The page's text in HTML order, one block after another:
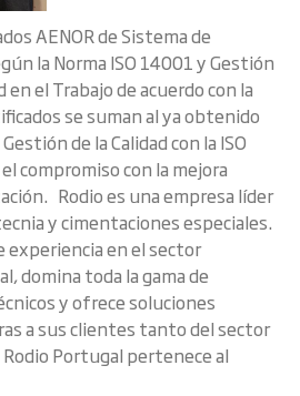
AENOR de Sistema de
la Norma ISO 14001 y Gestión
en el Trabajo de acuerdo con la
se suman al ya obtenido
de la Calidad con la ISO
compromiso con la mejora
Rodio es una empresa líder
y cimentaciones especiales.
experiencia en el sector
domina toda la gama de
y ofrece soluciones
a sus clientes tanto del sector
Portugal pertenece al